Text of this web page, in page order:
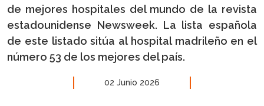
de mejores hospitales del mundo de la revista
estadounidense Newsweek. La lista española
de este listado sitúa al hospital madrileño en el
número 53 de los mejores del país.
02 Junio 2026